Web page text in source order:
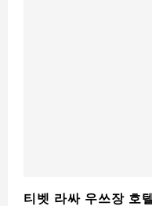
티벳 라싸 우쓰장 호